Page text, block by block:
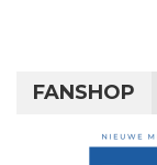
FANSHOP